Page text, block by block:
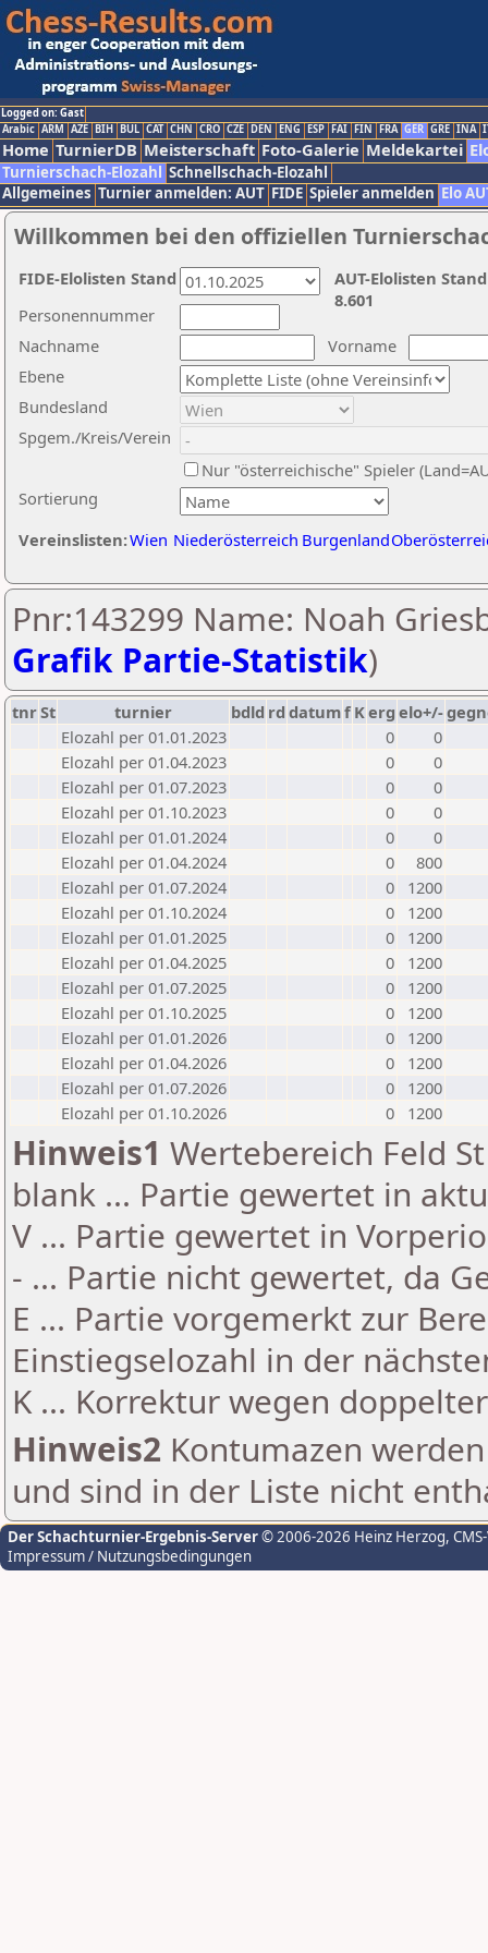
Logged on: Gast
Arabic ARM AZE BIH BUL CAT CHN CRO CZE DEN ENG ESP FAI FIN FRA GER GRE INA
Home TurnierDB Meisterschaft Foto-Galerie Meldekartei
Turnierschach-Elozahl Schnellschach-Elozahl
Allgemeines Turnier anmelden: AUT FIDE Spieler anmelden Elo
Willkommen bei den offiziellen
Nachname
Vorname
Ebene
Sortierung
Personennummer
Bundesland
Spgem./Kreis/Verein
Nur "österreichische" Spieler
Vereinslisten:Wien Niederösterreich Burgenland
AUT-Elolisten
8.601
FIDE-Elolisten Stand
Pnr:143299 Name: Noah
Grafik Partie-Statistik)
tnrSt turnier bdld rd datumf Kerg elo+/-
Elozahl per 01.01.2023
0
0
Elozahl per 01.04.2023
0
0
Elozahl per 01.07.2023
0
0
Elozahl per 01.10.2023
0
0
Elozahl per 01.01.2024
0
0
Elozahl per 01.04.2024
0
800
Elozahl per 01.07.2024
0
1200
Elozahl per 01.10.2024
0
1200
Elozahl per 01.01.2025
0
1200
Elozahl per 01.04.2025
0
1200
Elozahl per 01.07.2025
0
1200
Elozahl per 01.10.2025
0
1200
Elozahl per 01.01.2026
0
1200
Elozahl per 01.04.2026
0
1200
Elozahl per 01.07.2026
0
1200
Elozahl per 01.10.2026
0 1200
Hinweis1 Wertebereich Feld
blank ... Partie gewertet in
V ... Partie gewertet in
- ... Partie nicht gewertet, da
E ... Partie vorgemerkt zur
Einstiegselozahl in der
K ... Korrektur wegen
Hinweis2 Kontumazen
und sind in der Liste nicht
Der Schachturnier-Ergebnis-Server© 2006-2026 Heinz Herzog,
Impressum / Nutzungsbedingungen